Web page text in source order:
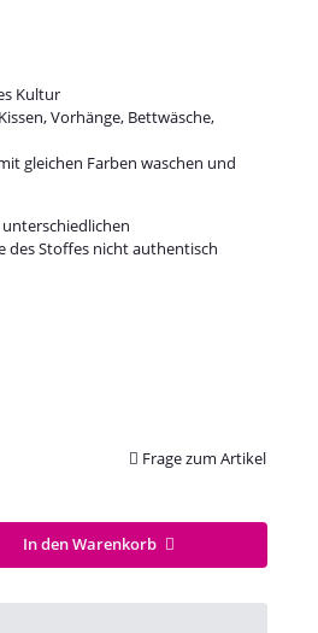
Kultur
Vorhänge, Bettwäsche,
gleichen Farben waschen und
des Stoffes nicht authentisch
Frage zum Artikel
In den Warenkorb